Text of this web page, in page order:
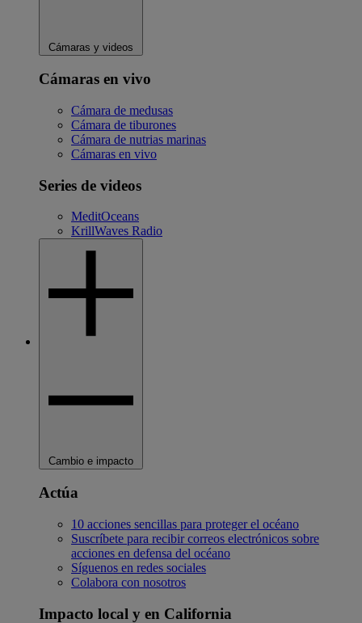
Cámaras y videos
Cámaras en vivo
Cámara de medusas
Cámara de tiburones
Cámara de nutrias marinas
Cámaras en vivo
Series de videos
MeditOceans
KrillWaves Radio
Cambio e impacto
Actúa
10 acciones sencillas para proteger el océano
Suscríbete para recibir correos electrónicos sobre
acciones en defensa del océano
Síguenos en redes sociales
Colabora con nosotros
Impacto local y en California